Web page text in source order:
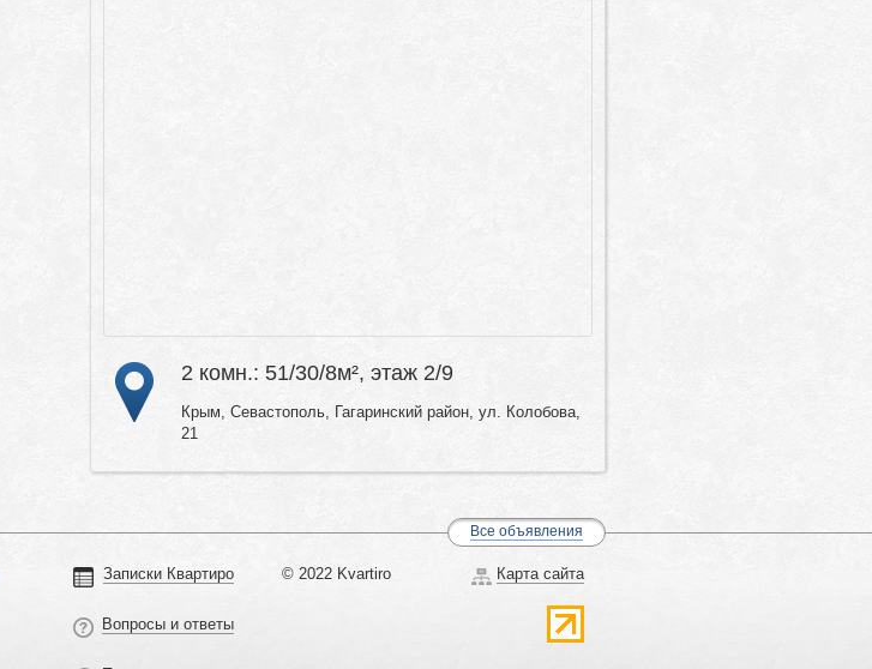
2 комн.: 51/30/8м², этаж 2/9
Крым, Севастополь, Гагаринский район, ул. Колобова,
21
Все объявления
Записки Квартиро
Вопросы и ответы
© 2022 Kvartiro Карта сайта